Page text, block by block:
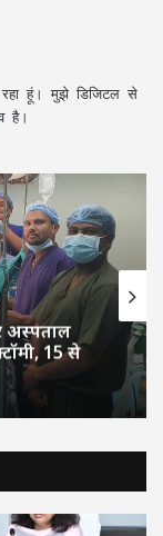
रहा हूं। मुझे डिजिटल से
है।
अस्पताल
15 से